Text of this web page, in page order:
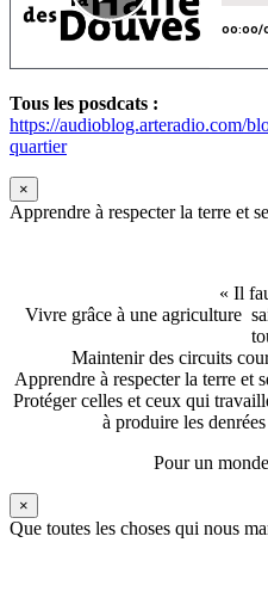
Tous les posdcats :
https://audioblog.arteradio.com/
quartier
×
Apprendre à respecter la terre et
« Il
Vivre grâce à une agriculture
Maintenir des circuits
Apprendre à respecter la terre et
Protéger celles et ceux qui
à produire les
Pour un
×
Que toutes les choses qui nous